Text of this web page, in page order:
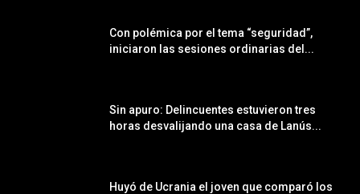
Con polémica por el tema “seguridad”,
iniciaron las sesiones ordinarias del...
Sin apuro: Delincuentes estuvieron tres
horas desvalijando una casa de Lanús...
Huyó de Ucrania el joven que comparó los